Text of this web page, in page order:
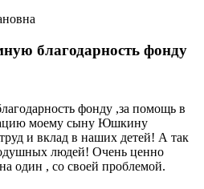
благодарность фонду
фонду ,за помощь в
моему сыну Юшкину
и вклад в наших детей! А так
людей! Очень ценно
один , со своей проблемой.